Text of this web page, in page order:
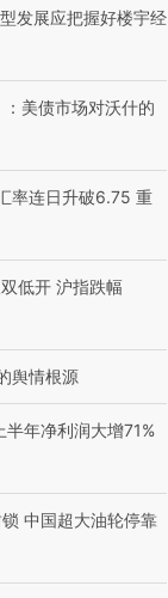
发展应把握好楼宇经
美债市场对沃什的
率连日升破6.75 重
低开 沪指跌幅
舆情根源
年净利润大增71%
中国超大油轮停靠